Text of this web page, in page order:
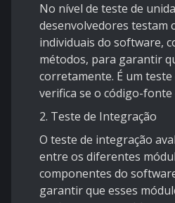
No nível de teste de
desenvolvedores testam
individuais do software,
métodos, para garantir
corretamente. É um
verifica se o código-
2. Teste de Integração
O teste de integração
entre os diferentes
componentes do
garantir que esses